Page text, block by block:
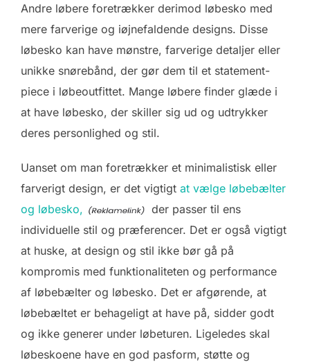
Andre løbere foretrækker derimod løbesko med
mere farverige og iøjnefaldende designs. Disse
løbesko kan have mønstre, farverige detaljer eller
unikke snørebånd, der gør dem til et statement-
piece i løbeoutfittet. Mange løbere finder glæde i
at have løbesko, der skiller sig ud og udtrykker
deres personlighed og stil.
Uanset om man foretrækker et minimalistisk eller
farverigt design, er det vigtigt at vælge løbebælter
og løbesko,
der passer til ens
individuelle stil og præferencer. Det er også vigtigt
at huske, at design og stil ikke bør gå på
kompromis med funktionaliteten og performance
af løbebælter og løbesko. Det er afgørende, at
løbebæltet er behageligt at have på, sidder godt
og ikke generer under løbeturen. Ligeledes skal
løbeskoene have en god pasform, støtte og